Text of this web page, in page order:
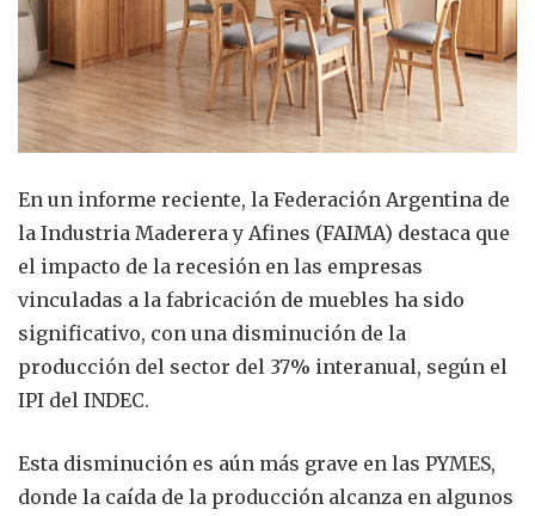
En un informe reciente, la Federación Argentina de
la Industria Maderera y Afines (FAIMA) destaca que
el impacto de la recesión en las empresas
vinculadas a la fabricación de muebles ha sido
significativo, con una disminución de la
producción del sector del 37% interanual, según el
IPI del INDEC.
Esta disminución es aún más grave en las PYMES,
donde la caída de la producción alcanza en algunos